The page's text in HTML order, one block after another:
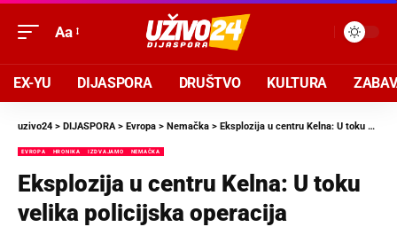
Aa
EX-YU DIJASPORA DRUŠTVO KULTURA
uzivo24 > DIJASPORA> Evropa > Nemačka > Eksplozija u centru Kelna: U toku velika policijska operacija
EVROPA HRONIKA IZDVAJAMO NEMAČKA
Eksplozija u centru Kelna: U toku
velika policijska operacija